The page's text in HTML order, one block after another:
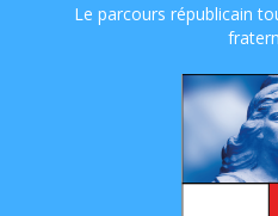
Le parcours républicain